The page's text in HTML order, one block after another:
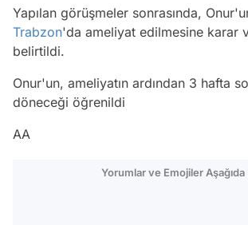
Yapılan görüşmeler sonrasında,
Trabzon'da ameliyat edilmesine karar
belirtildi.
Onur'un, ameliyatın ardından 3 hafta
döneceği öğrenildi
AA
Yorumlar ve Emojiler Aşağıda